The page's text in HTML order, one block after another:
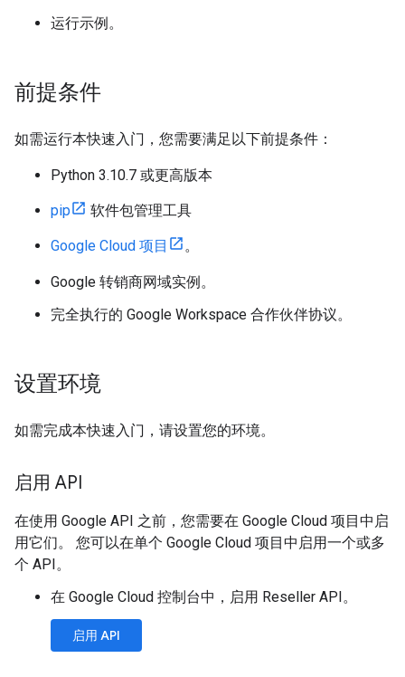
运行示例。
前提条件
如需运行本快速入门，您需要满足以下前提条件：
Python 3.10.7 或更高版本
pip 软件包管理工具
Google Cloud 项目 。
Google 转销商网域实例。
完全执行的 Google Workspace 合作伙伴协议。
设置环境
如需完成本快速入门，请设置您的环境。
启用 API
在使用 Google API 之前，您需要在 Google Cloud 项目中启
用它们。 您可以在单个 Google Cloud 项目中启用一个或多
个 API。
在 Google Cloud 控制台中，启用 Reseller API。
启用 API